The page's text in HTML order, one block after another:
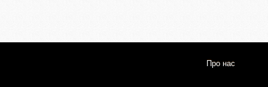
Про нас